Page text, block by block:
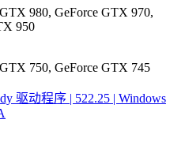
980, GeForce GTX 970,
950
750, GeForce GTX 745
驱动程序 | 522.25 | Windows